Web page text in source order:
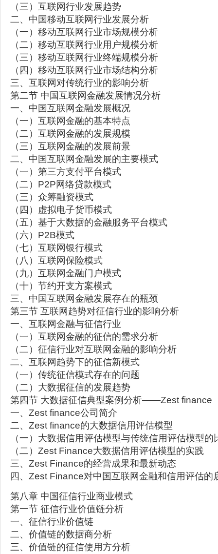
（三）互联网行业发展趋势
二、中国移动互联网行业发展分析
（一）移动互联网行业市场规模分析
（二）移动互联网行业用户规模分析
（三）移动互联网行业终端规模分析
（四）移动互联网行业市场结构分析
三、互联网对传统行业的影响分析
第二节 中国互联网金融发展情况分析
一、中国互联网金融发展概况
（一）互联网金融的基本特点
（二）互联网金融的发展规模
（三）互联网金融的发展前景
二、中国互联网金融发展的主要模式
（一）第三方支付平台模式
（二）P2P网络贷款模式
（三）众筹融资模式
（四）虚拟电子货币模式
（五）基于大数据的金融服务平台模式
（六）P2B模式
（七）互联网银行模式
（八）互联网保险模式
（九）互联网金融门户模式
（十）节约开支方案模式
三、中国互联网金融发展存在的瓶颈
第三节 互联网趋势对征信行业的影响分析
一、互联网金融与征信行业
（一）互联网金融的征信的需求分析
（二）征信行业对互联网金融的影响分析
二、互联网趋势下的征信新模式
（一）传统征信模式存在的问题
（二）大数据征信的发展趋势
第四节 大数据征信典型案例分析——Zest finance
一、Zest finance公司简介
二、Zest finance的大数据信用评估模型
（一）大数据信用评估模型与传统信用评估模型的
（二）Zest Finance大数据信用评估模型的实践
三、Zest Finance的经营成果和最新动态
四、Zest Finance对中国互联网金融和信用评估的
第八章 中国征信行业商业模式
第一节 征信行业价值链分析
一、征信行业价值链
二、价值链的数据商分析
三、价值链的征信使用方分析